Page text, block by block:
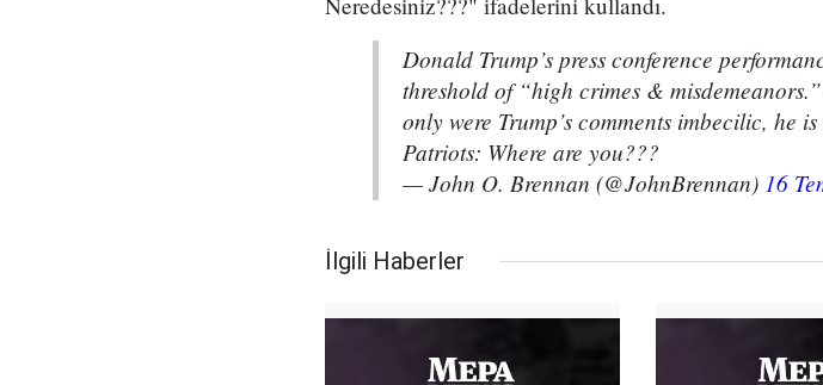
Donald Trump’s press conference
threshold of “high crimes &
only were Trump’s comments imbecilic, he
Patriots: Where are you???
— John O. Brennan (@JohnBrennan) 16
İlgili Haberler